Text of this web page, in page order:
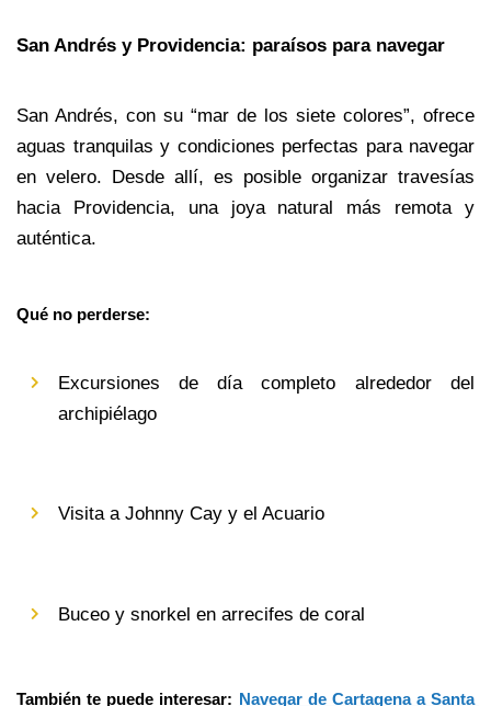
San Andrés y Providencia: paraísos para navegar
San Andrés, con su “mar de los siete colores”, ofrece
aguas tranquilas y condiciones perfectas para navegar
en velero. Desde allí, es posible organizar travesías
hacia Providencia, una joya natural más remota y
auténtica.
Qué no perderse:
Excursiones de día completo alrededor del
archipiélago
Visita a Johnny Cay y el Acuario
Buceo y snorkel en arrecifes de coral
También te puede interesar: Navegar de Cartagena a Santa